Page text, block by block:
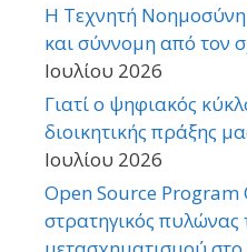
Η Τεχνητή Νοημοσύνη
και σύννομη από τον
Ιουλίου 2026
Γιατί ο ψηφιακός
διοικητικής πράξης
Ιουλίου 2026
Open Source Program
στρατηγικός